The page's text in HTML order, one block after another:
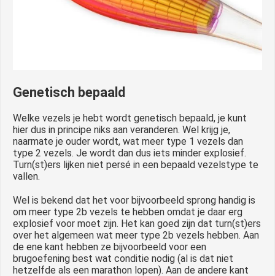
Genetisch bepaald
Welke vezels je hebt wordt genetisch bepaald, je kunt
hier dus in principe niks aan veranderen. Wel krijg je,
naarmate je ouder wordt, wat meer type 1 vezels dan
type 2 vezels. Je wordt dan dus iets minder explosief.
Turn(st)ers lijken niet persé in een bepaald vezelstype te
vallen.
Wel is bekend dat het voor bijvoorbeeld sprong handig is
om meer type 2b vezels te hebben omdat je daar erg
explosief voor moet zijn. Het kan goed zijn dat turn(st)ers
over het algemeen wat meer type 2b vezels hebben. Aan
de ene kant hebben ze bijvoorbeeld voor een
brugoefening best wat conditie nodig (al is dat niet
hetzelfde als een marathon lopen). Aan de andere kant